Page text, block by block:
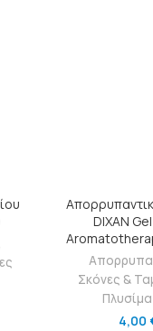
ΠΡΟΣΘΉΚΗ
DIXAN
Σκόνες &
4,00